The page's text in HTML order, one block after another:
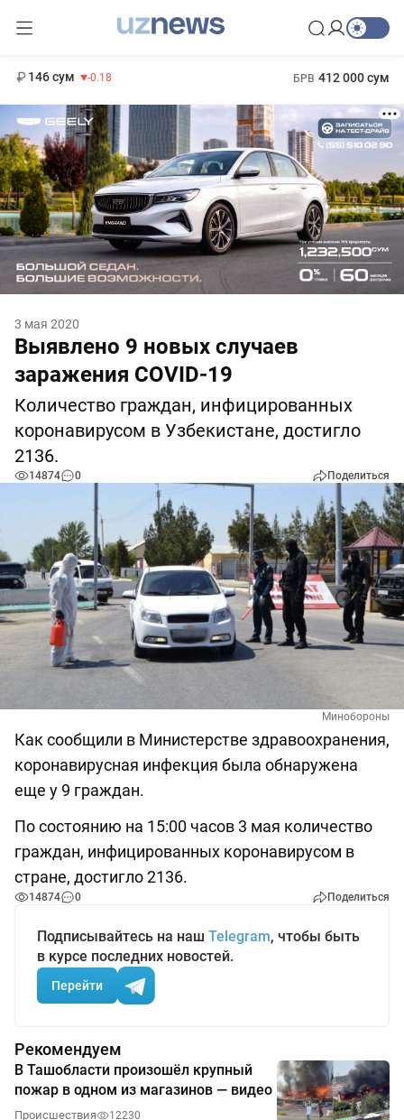
146 сум -0.18 БРВ 412 000 сум
3 мая 2020
Выявлено 9 новых случаев
заражения COVID-19
Количество граждан, инфицированных
коронавирусом в Узбекистане, достигло
2136.
14874 0 Поделиться
Минобороны
Как сообщили в Министерстве здравоохранения,
коронавирусная инфекция была обнаружена
еще у 9 граждан.
По состоянию на 15:00 часов 3 мая количество
граждан, инфицированных коронавирусом в
стране, достигло 2136.
14874 0 Поделиться
Подписывайтесь на наш Telegram, чтобы быть
в курсе последних новостей.
Перейти
Рекомендуем
В Ташобласти произошёл крупный
пожар в одном из магазинов — видео
Происшествия 12230